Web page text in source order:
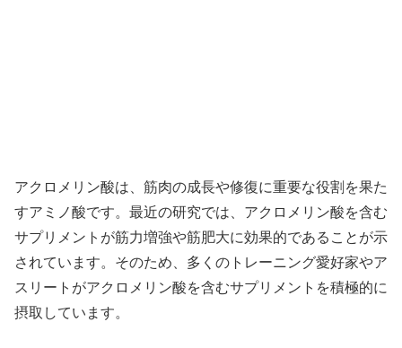
アクロメリン酸は、筋肉の成長や修復に重要な役割を果た
すアミノ酸です。最近の研究では、アクロメリン酸を含む
サプリメントが筋力増強や筋肥大に効果的であることが示
されています。そのため、多くのトレーニング愛好家やア
スリートがアクロメリン酸を含むサプリメントを積極的に
摂取しています。